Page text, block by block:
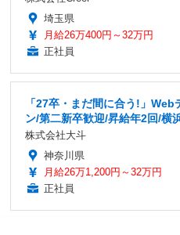
埼玉県
月給26万400円～32万円
正社員
「27卒・まだ間に合う!」
ン/第二新卒歓迎/昇給年2回/横
株式会社大斗
神奈川県
月給26万1,200円～32万円
正社員